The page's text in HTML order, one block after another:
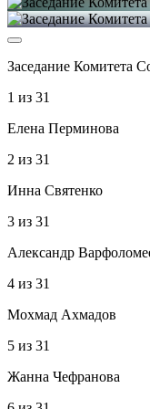
Заседание Комитета
1 из 31
Елена Перминова
2 из 31
Инна Святенко
3 из 31
Александр
4 из 31
Мохмад Ахмадов
5 из 31
Жанна Чефранова